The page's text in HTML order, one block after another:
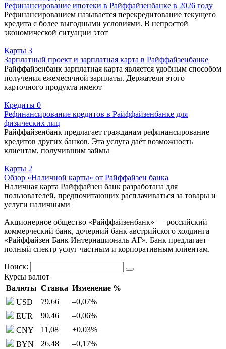
Рефинансирование ипотеки в Райффайзенбанке в 2026 году
Рефинансированием называется перекредитование текущего
кредита с более выгодными условиями. В непростой
экономической ситуации этот
Карты 3
Зарплатный проект и зарплатная карта в Райффайзенбанке
Райффайзенбанк зарплатная карта является удобным способом
получения ежемесячной зарплаты. Держатели этого
карточного продукта имеют
Кредиты 0
Рефинансирование кредитов в Райффайзенбанке для
физических лиц
Райффайзенбанк предлагает гражданам рефинансирование
кредитов других банков. Эта услуга даёт возможность
клиентам, получившим займы
Карты 2
Обзор «Наличной карты» от Райффайзен банка
Наличная карта Райффайзен банк разработана для
пользователей, предпочитающих расплачиваться за товары и
услуги наличными
Акционерное общество «Райффайзенбанк» — российский
коммерческий банк, дочерний банк австрийского холдинга
«Райффайзен Банк Интернациональ АГ». Банк предлагает
полный спектр услуг частным и корпоративным клиентам.
Поиск:
Курсы валют
Валюты Ставка Изменение %
USD
79,66 –0,07%
EUR
90,46 –0,06%
CNY
11,08 +0,03%
BYN
26,48 –0,17%